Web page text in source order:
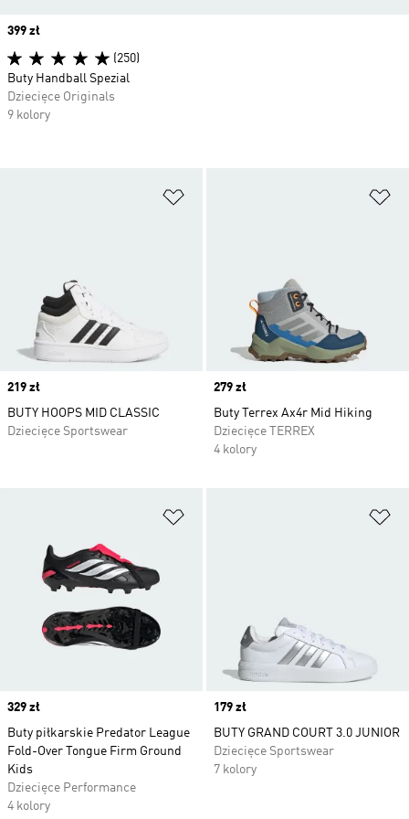
Price
219 zł
BUTY HOOPS MID CLASSIC
Dziecięce Sportswear
Price
279 zł
Buty Terrex Ax4r Mid Hiking
Dziecięce TERREX
4 kolory
Price
329 zł
Buty piłkarskie Predator League
Fold-Over Tongue Firm Ground
Kids
Dziecięce Performance
4 kolory
Price
179 zł
BUTY GRAND COURT 3.0 JUNIOR
Dziecięce Sportswear
7 kolory
Price
399 zł
(250)
Buty Handball Spezial
Dziecięce Originals
9 kolory